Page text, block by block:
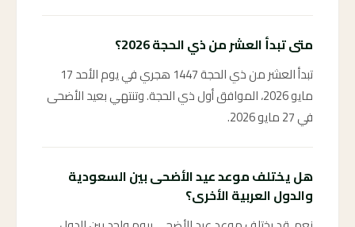
متى تبدأ العشر من ذي الحجة 2026؟
تبدأ العشر من ذي الحجة 1447 هجري في يوم الأحد 17
مايو 2026، الموافق أول ذي الحجة. وتنتهي بعيد الأضحى
في 27 مايو 2026.
هل يختلف موعد عيد الأضحى بين السعودية
والدول العربية الأخرى؟